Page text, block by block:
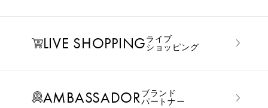
LIVE SHOPPINGライブ
ショッピング
AMBASSADORブランド
パートナー